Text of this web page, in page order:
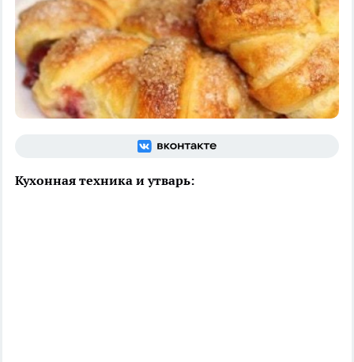
Кухонная техника и утварь: